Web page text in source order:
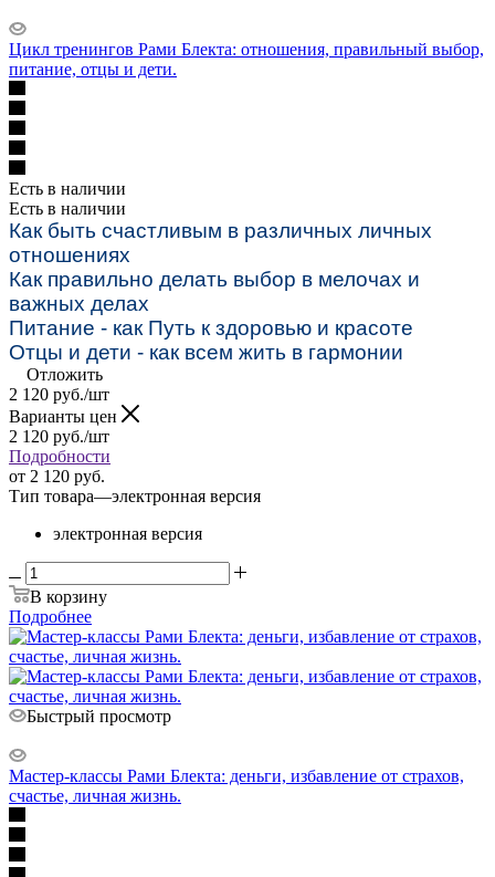
Цикл тренингов Рами Блекта: отношения, правильный выбор,
питание, отцы и дети.
Есть в наличии
Есть в наличии
Как быть счастливым в различных личных
отношениях
Как правильно делать выбор в мелочах и
важных делах
Питание - как Путь к здоровью и красоте
Отцы и дети - как всем жить в гармонии
Отложить
2 120 руб./шт
Варианты цен
2 120 руб./шт
Подробности
от 2 120 руб.
Тип товара—электронная версия
электронная версия
В корзину
Подробнее
Быстрый просмотр
Мастер-классы Рами Блекта: деньги, избавление от страхов,
счастье, личная жизнь.